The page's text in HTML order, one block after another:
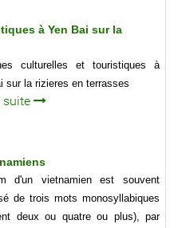
à Yen Bai sur la
culturelles et touristiques à
sur la rizieres en terrasses
suite
d'un vietnamien est souvent
de trois mots monosyllabiques
deux ou quatre ou plus), par